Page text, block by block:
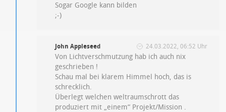
Sogar Google kann bilden
;-)
John Appleseed 24.03.2022, 06:52 Uhr
Von Lichtverschmutzung hab ich auch nix
geschrieben !
Schau mal bei klarem Himmel hoch, das is
schrecklich.
Überlegt welchen weltraumschrott das
produziert mit „einem“ Projekt/Mission .